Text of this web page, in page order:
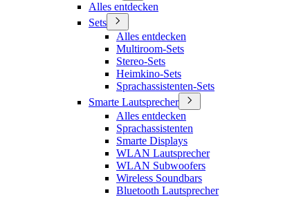
Alles entdecken
Sets
Alles entdecken
Multiroom-Sets
Stereo-Sets
Heimkino-Sets
Sprachassistenten-Sets
Smarte Lautsprecher
Alles entdecken
Sprachassistenten
Smarte Displays
WLAN Lautsprecher
WLAN Subwoofers
Wireless Soundbars
Bluetooth Lautsprecher